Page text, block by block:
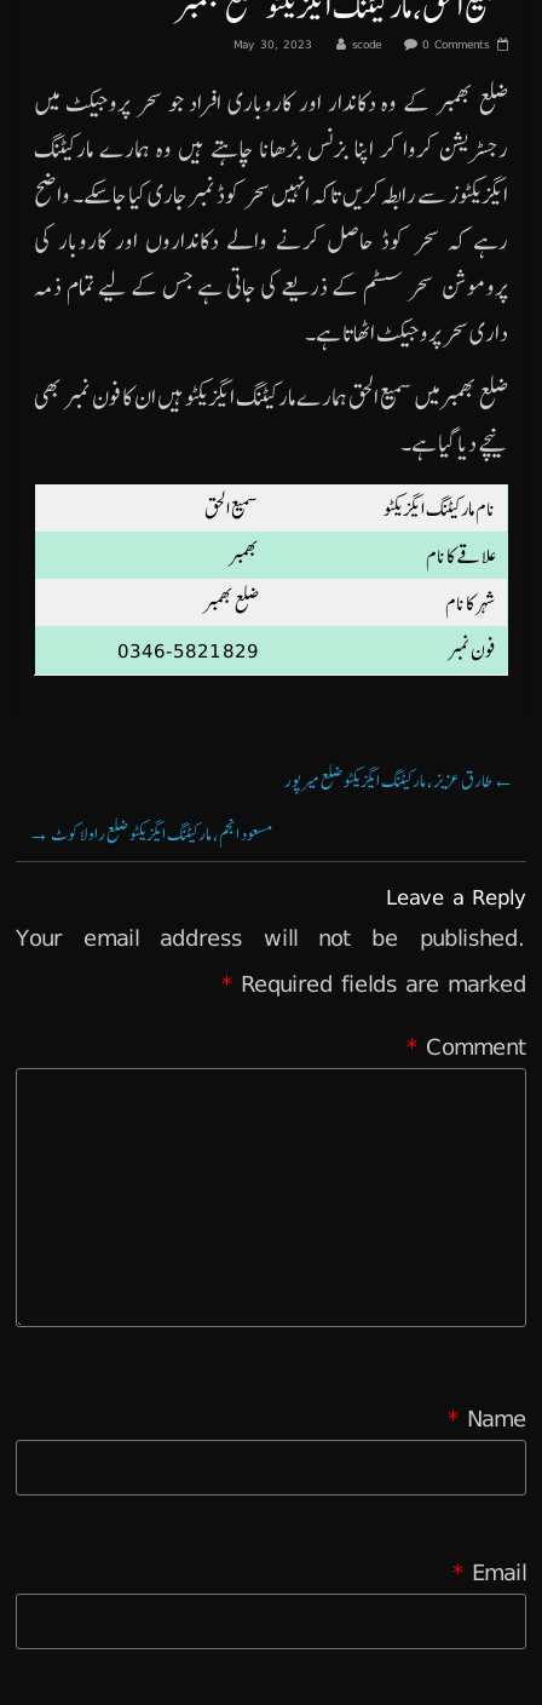
May 30, 2023 scode 0 Comments
ضلع بھمبر کے وہ دکاندار اور کاروباری افراد جو سحر پروجیکٹ میں
رجسٹریشن کروا کر اپنا بزنس بڑھانا چاہتے ہیں وہ ہمارے مارکیٹنگ
ایگزیکٹوز سے رابطہ کریں تاکہ انہیں سحر کوڈ نمبر جاری کیا جاسکے۔ واضح
رہے کہ سحر کوڈ حاصل کرنے والے دکانداروں اور کاروبار کی
پروموشن سحر سسٹم کے ذریعے کی جاتی ہے جس کے لیے تمام ذمہ
داری سحر پروجیکٹ اٹھاتا ہے۔
ضلع بھمبر میں سمیع الحق ہمارے مارکیٹنگ ایگزیکٹو ہیں ان کا فون نمبر بھی
نیچے دیا گیا ہے۔
نام مارکیٹنگ ایگزیکٹو
سمیع الحق
علاقے کا نام
بھمبر
شہر کا نام
ضلع بھمبر
فون نمبر
0346-5821829
←طارق عزیز، مارکیٹنگ ایگزیکٹو ضلع میرپور
مسعود انجم، مارکیٹنگ ایگزیکٹو ضلع راولاکوٹ →
Leave a Reply
Your email address will not be published.
Required fields are marked
*
Comment
*
Name
*
Email
*